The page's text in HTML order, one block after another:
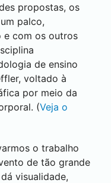
propostas, os
palco,
e com os outros
de ensino
voltado à
por meio da
(Veja o
o trabalho
de tão grande
visualidade,